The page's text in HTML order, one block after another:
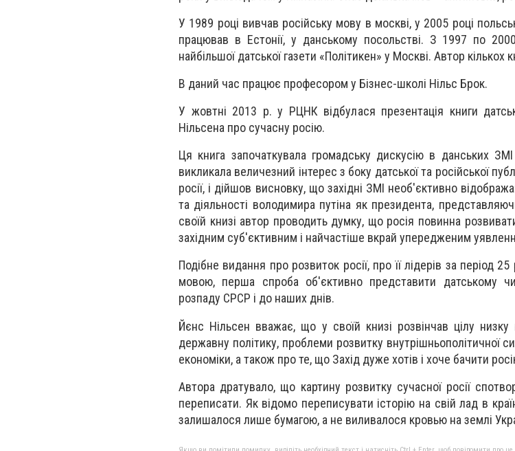
У 1989 році вивчав російську мову в москві, у 2005 році
працював в Естонії, у данському посольстві. З 1997 по
найбільшої датської газети «Політикен» у Москві. Автор
В даний час працює професором у Бізнес-школі Нільс Брок.
У жовтні 2013 р. у РЦНК відбулася презентація книги
Нільсена про сучасну росію.
Ця книга започаткувала громадську дискусію в данських
викликала величезний інтерес з боку датської та російської
росії, і дійшов висновку, що західні ЗМІ необ'єктивно
та діяльності володимира путіна як президента,
своїй книзі автор проводить думку, що росія повинна
західним суб'єктивним і найчастіше вкрай упередженим
Подібне видання про розвиток росії, про її лідерів за період
мовою, перша спроба об'єктивно представити датському
розпаду СРСР і до наших днів.
Йєнс Нільсен вважає, що у своїй книзі розвінчав цілу
державну політику, проблеми розвитку внутрішньополітичної
економіки, а також про те, що Захід дуже хотів і хоче бачити
Автора дратувало, що картину розвитку сучасної росії
переписати. Як відомо переписувати історію на свій лад в
залишалося лише бумагою, а не виливалося кровью на землі